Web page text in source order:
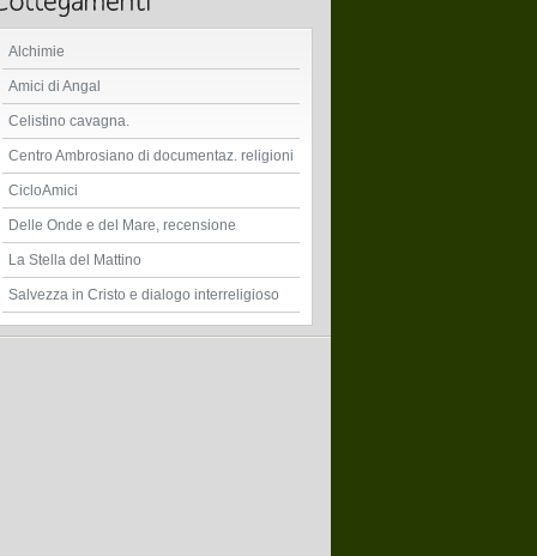
Alchimie
Amici di Angal
Celistino cavagna.
Centro Ambrosiano di documentaz. religioni
CicloAmici
Delle Onde e del Mare, recensione
La Stella del Mattino
Salvezza in Cristo e dialogo interreligioso